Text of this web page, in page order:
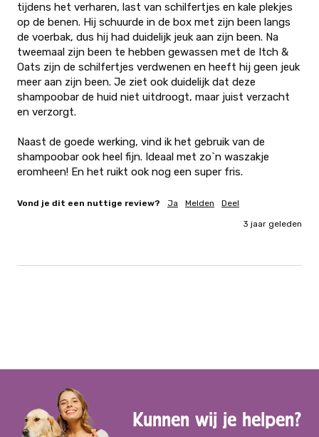
tijdens het verharen, last van schilfertjes en kale plekjes
op de benen. Hij schuurde in de box met zijn been langs
de voerbak, dus hij had duidelijk jeuk aan zijn been. Na
tweemaal zijn been te hebben gewassen met de Itch &
Oats zijn de schilfertjes verdwenen en heeft hij geen jeuk
meer aan zijn been. Je ziet ook duidelijk dat deze
shampoobar de huid niet uitdroogt, maar juist verzacht
en verzorgt.
Naast de goede werking, vind ik het gebruik van de
shampoobar ook heel fijn. Ideaal met zo`n waszakje
eromheen! En het ruikt ook nog een super fris.
Vond je dit een nuttige review? Ja Melden Deel
3 jaar geleden
Kunnen wij je helpen?